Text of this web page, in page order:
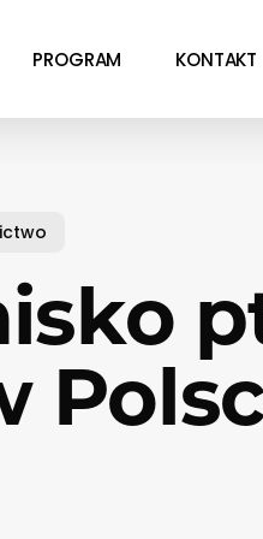
PROGRAM KONTAKT